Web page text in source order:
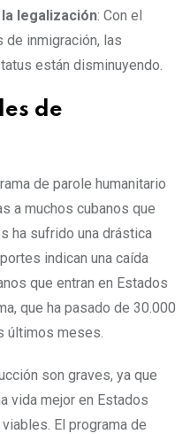
legalización: Con el
inmigración, las
están disminuyendo.
de
de parole humanitario
a muchos cubanos que
ha sufrido una drástica
indican una caída
que entran en Estados
que ha pasado de 30.000
últimos meses.
son graves, ya que
vida mejor en Estados
El programa de